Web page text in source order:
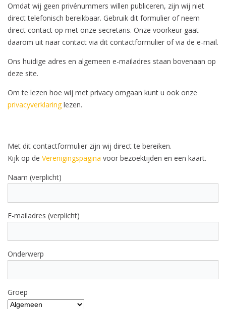
Omdat wij geen privénummers willen publiceren, zijn wij niet
direct telefonisch bereikbaar. Gebruik dit formulier of neem
direct contact op met onze secretaris. Onze voorkeur gaat
daarom uit naar contact via dit contactformulier of via de e-mail.
Ons huidige adres en algemeen e-mailadres staan bovenaan op
deze site.
Om te lezen hoe wij met privacy omgaan kunt u ook onze
privacyverklaringlezen.
Met dit contactformulier zijn wij direct te bereiken.
Kijk op de Verenigingspagina voor bezoektijden en een kaart.
Naam (verplicht)
E-mailadres (verplicht)
Onderwerp
Groep